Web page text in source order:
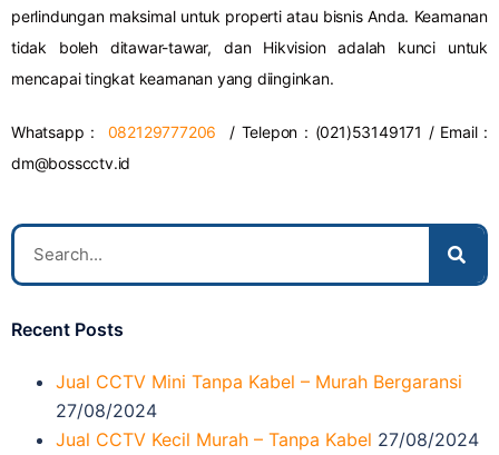
perlindungan maksimal untuk properti atau bisnis Anda. Keamanan
tidak boleh ditawar-tawar, dan Hikvision adalah kunci untuk
mencapai tingkat keamanan yang diinginkan.
Whatsapp : 082129777206 / Telepon : (021)53149171 / Email :
dm@bosscctv.id
Recent Posts
Jual CCTV Mini Tanpa Kabel – Murah Bergaransi
27/08/2024
Jual CCTV Kecil Murah – Tanpa Kabel 27/08/2024